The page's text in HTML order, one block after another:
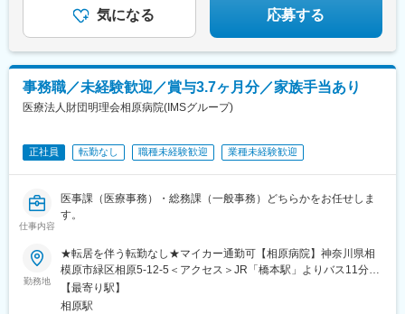
気になる 応募する
事務職／未経験歓迎／賞与3.7ヶ月分／家族手当あり
医療法人財団明理会相原病院(IMSグループ)
正社員 転勤なし 職種未経験歓迎 業種未経験歓迎
仕事内容
医事課（医療事務）・総務課（一般事務）どちらかをお任せしま
す。
勤務地
★転居を伴う転勤なし★マイカー通勤可【相原病院】神奈川県相
模原市緑区相原5-12-5＜アクセス＞JR「橋本駅」よりバス11分。
バス停「森の上」の目の前JR「相原駅」よりバス4分。バス停
「相原十字路」から徒歩15分▼転居を伴う転勤なし異動はほぼな
【最寄り駅】
相原駅